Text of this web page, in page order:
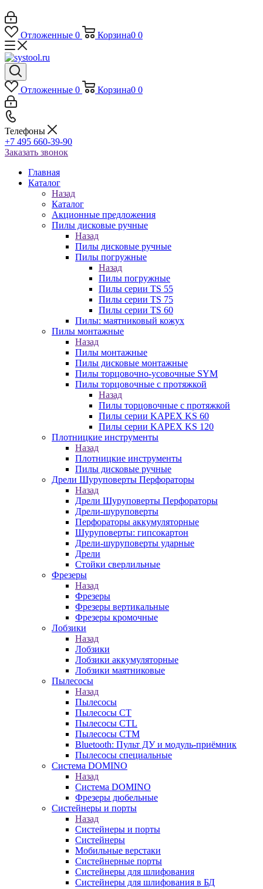
Отложенные 0 Корзина0 0
Отложенные 0 Корзина0 0
Телефоны
+7 495 660-39-90
Заказать звонок
Главная
Каталог
Назад
Каталог
Акционные предложения
Пилы дисковые ручные
Назад
Пилы дисковые ручные
Пилы погружные
Назад
Пилы погружные
Пилы серии TS 55
Пилы серии TS 75
Пилы серии TS 60
Пилы: маятниковый кожух
Пилы монтажные
Назад
Пилы монтажные
Пилы дисковые монтажные
Пилы торцовочно-усовочные SYM
Пилы торцовочные с протяжкой
Назад
Пилы торцовочные с протяжкой
Пилы серии KAPEX KS 60
Пилы серии KAPEX KS 120
Плотницкие инструменты
Назад
Плотницкие инструменты
Пилы дисковые ручные
Дрели Шуруповерты Перфораторы
Назад
Дрели Шуруповерты Перфораторы
Дрели-шуруповерты
Перфораторы аккумуляторные
Шуруповерты: гипсокартон
Дрели-шуруповерты ударные
Дрели
Стойки сверлильные
Фрезеры
Назад
Фрезеры
Фрезеры вертикальные
Фрезеры кромочные
Лобзики
Назад
Лобзики
Лобзики аккумуляторные
Лобзики маятниковые
Пылесосы
Назад
Пылесосы
Пылесосы CT
Пылесосы CTL
Пылесосы CTM
Bluetooth: Пульт ДУ и модуль-приёмник
Пылесосы специальные
Система DOMINO
Назад
Система DOMINO
Фрезеры дюбельные
Систейнеры и порты
Назад
Систейнеры и порты
Систейнеры
Мобильные верстаки
Систейнерные порты
Систейнеры для шлифования
Систейнеры для шлифования в БД